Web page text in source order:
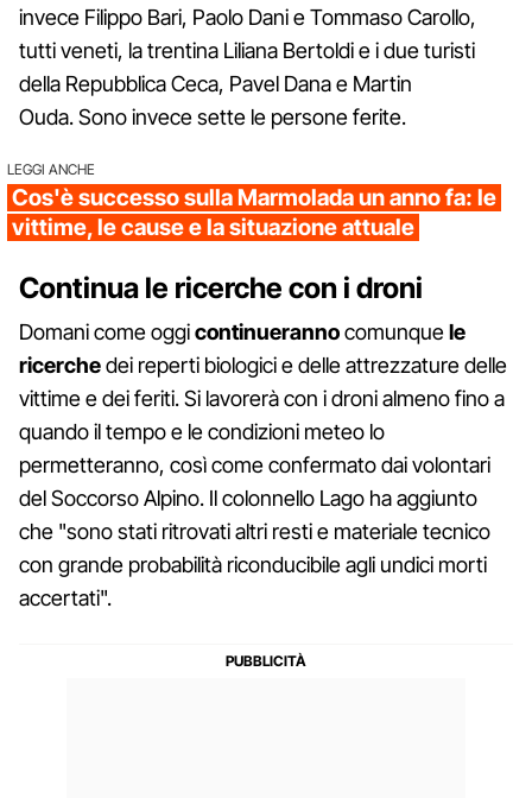
invece Filippo Bari, Paolo Dani e Tommaso Carollo,
tutti veneti, la trentina Liliana Bertoldi e i due turisti
della Repubblica Ceca, Pavel Dana e Martin
Ouda. Sono invece sette le persone ferite.
LEGGI ANCHE
Cos'è successo sulla Marmolada un anno fa: le
vittime, le cause e la situazione attuale
Continua le ricerche con i droni
Domani come oggicontinuerannocomunquele
ricerchedei reperti biologici e delle attrezzature delle
vittime e dei feriti. Si lavorerà con i droni almeno fino a
quando il tempo e le condizioni meteo lo
permetteranno, così come confermato dai volontari
del Soccorso Alpino. Il colonnello Lago ha aggiunto
che "sono stati ritrovati altri resti e materiale tecnico
con grande probabilità riconducibile agli undici morti
accertati".